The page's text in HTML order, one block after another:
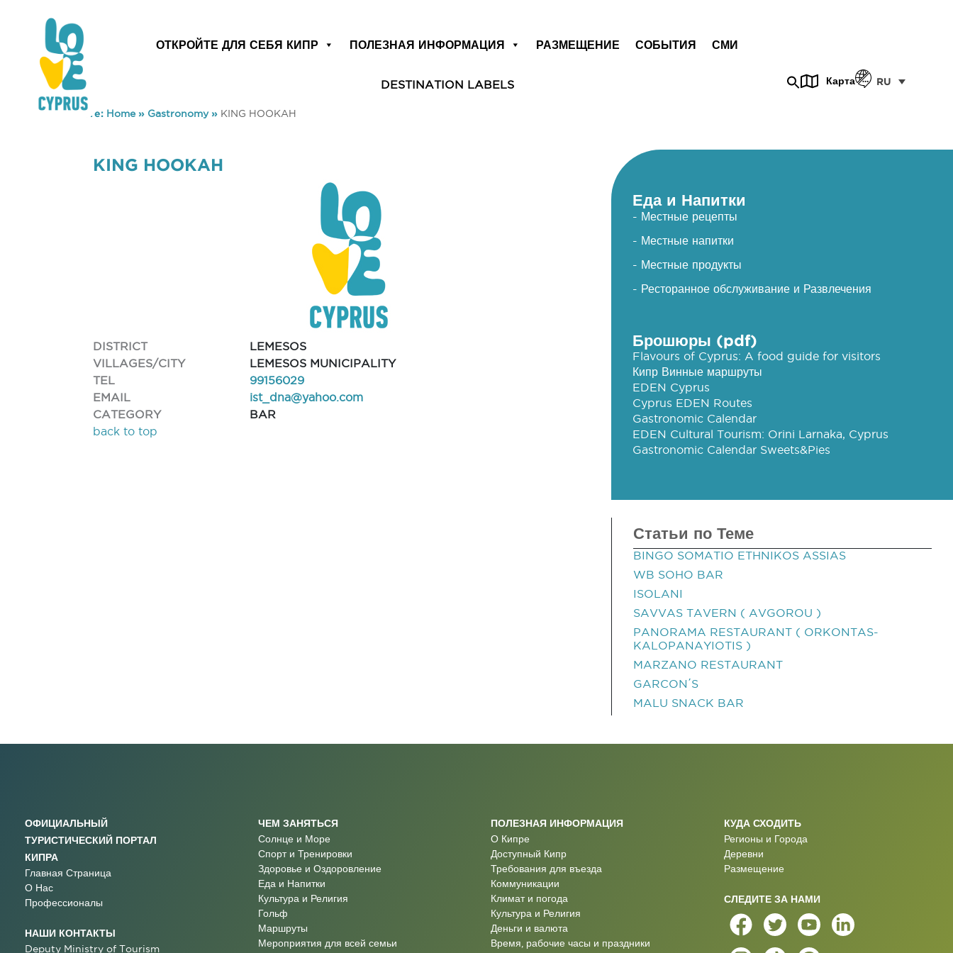
ОТКРОЙТЕ ДЛЯ СЕБЯ КИПР ПОЛЕЗНАЯ ИНФОРМАЦИЯ РАЗМЕЩЕНИЕ СОБЫТИЯ СМИ
DESTINATION LABELS Карта RU
You are here: Home» Gastronomy» KING HOOKAH
KING HOOKAH
DISTRICT
LEMESOS
VILLAGES/CITY
LEMESOS MUNICIPALITY
TEL
99156029
EMAIL
ist_dna@yahoo.com
CATEGORY
BAR
back to top
Еда и Напитки
- Местные рецепты
- Местные напитки
- Местные продукты
- Ресторанное обслуживание и Развлечения
Брошюры (pdf)
Flavours of Cyprus: A food guide for visitors
Кипр Винные маршруты
EDEN Cyprus
Cyprus EDEN Routes
Gastronomic Calendar
EDEN Cultural Tourism: Orini Larnaka, Cyprus
Gastronomic Calendar Sweets&Pies
Статьи по Теме
BINGO SOMATIO ETHNIKOS ASSIAS
WB SOHO BAR
ISOLANI
SAVVAS TAVERN ( AVGOROU )
PANORAMA RESTAURANT ( ORKONTAS-
KALOPANAYIOTIS )
MARZANO RESTAURANT
GARCON΄S
MALU SNACK BAR
ОФИЦИАЛЬНЫЙ
ТУРИСТИЧЕСКИЙ ПОРТАЛ
КИПРА
Главная Страница
О Нас
Профессионалы
НАШИ КОНТАКТЫ
Deputy Ministry of Tourism
ЧЕМ ЗАНЯТЬСЯ
Солнце и Море
Спорт и Тренировки
Здоровье и Оздоровление
Еда и Напитки
Культура и Религия
Гольф
Маршруты
Мероприятия для всей семьи
ПОЛЕЗНАЯ ИНФОРМАЦИЯ
О Кипре
Доступный Кипр
Требования для въезда
Коммуникации
Климат и погода
Культура и Религия
Деньги и валюта
Время, рабочие часы и праздники
КУДА СХОДИТЬ
Регионы и Города
Деревни
Размещение
СЛЕДИТЕ ЗА НАМИ